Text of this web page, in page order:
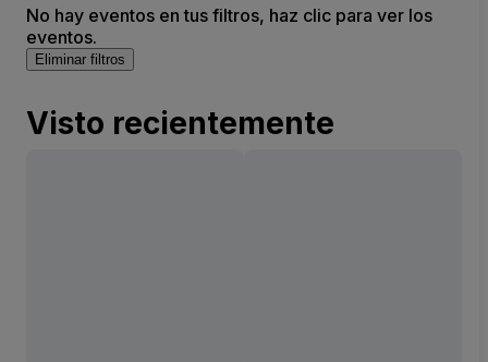
No hay eventos en tus filtros, haz clic para ver los
eventos.
Eliminar filtros
Visto recientemente